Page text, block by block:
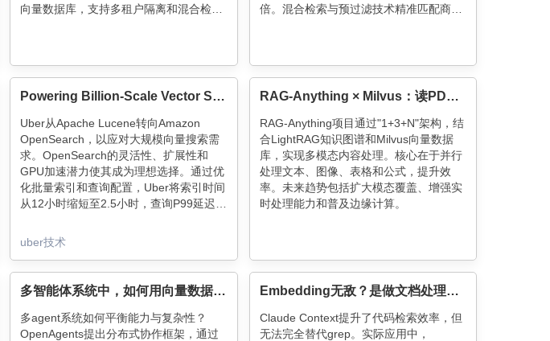
向量数据库，支持多租户隔离和混合检
倍。混合检索与预过滤技术精准匹配商
Powering Billion-Scale Vector Search with OpenSearch
Uber从Apache Lucene转向Amazon
OpenSearch，以应对大规模向量搜索需
求。OpenSearch的灵活性、扩展性和
GPU加速潜力使其成为理想选择。通过优
化批量索引和查询配置，Uber将索引时间
从12小时缩短至2.5小时，查询P99延迟从
GPU加速、读写分离和实时更新，以进一
步提升搜索性能。
uber技术
RAG-Anything × Milvus：读PDF要集成20个工具的RAG时代结束了！
RAG-Anything项目通过"1+3+N"架构，结
合LightRAG知识图谱和Milvus向量数据
库，实现多模态内容处理。核心在于并行
处理文本、图像、表格和公式，提升效
率。未来趋势包括扩大模态覆盖、增强实
时处理能力和普及边缘计算。
多智能体系统中，如何用向量数据库共享上下文？OpenAgents x Milvus
多agent系统如何平衡能力与复杂性？
OpenAgents提出分布式协作框架，通过
Embedding无敌？是做文档处理RAG最大的幻觉（含LangExtract+Milvus教程）
Claude Context提升了代码检索效率，但
无法完全替代grep。实际应用中，